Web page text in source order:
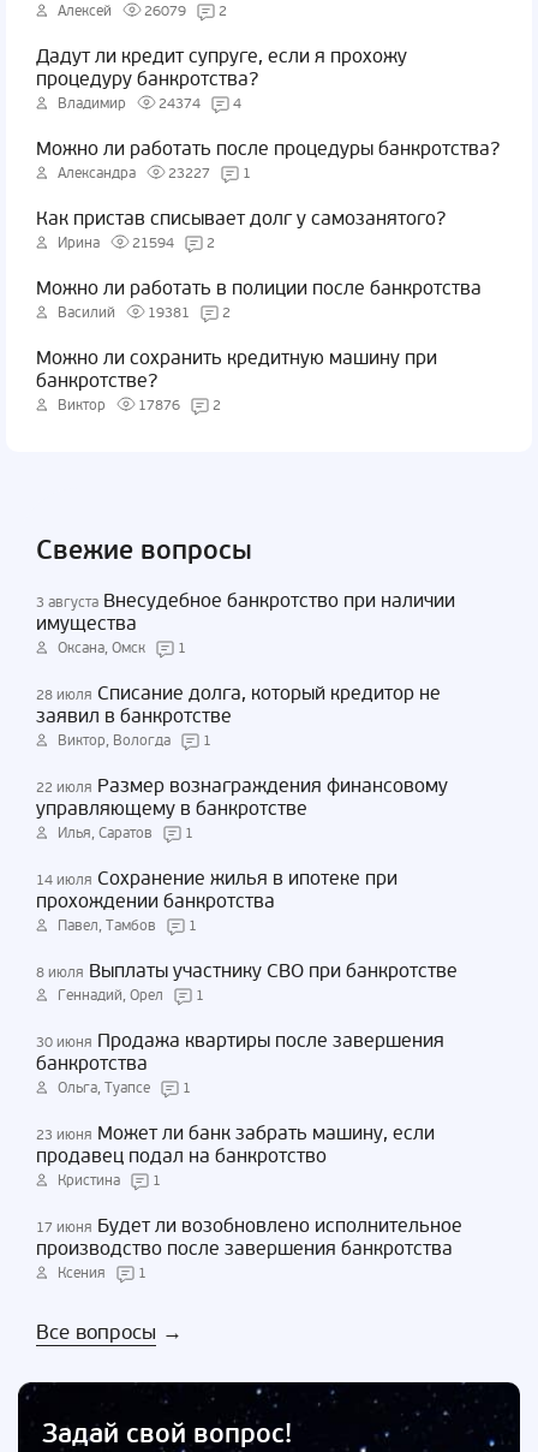
Алексей 26079 2
Дадут ли кредит супруге, если я прохожу
процедуру банкротства?
Владимир 24374 4
Можно ли работать после процедуры банкротства?
Александра 23227 1
Как пристав списывает долг у самозанятого?
Ирина 21594 2
Можно ли работать в полиции после банкротства
Василий 19381 2
Можно ли сохранить кредитную машину при
банкротстве?
Виктор 17876 2
Свежие вопросы
3 августа Внесудебное банкротство при наличии
имущества
Оксана, Омск 1
28 июля Списание долга, который кредитор не
заявил в банкротстве
Виктор, Вологда 1
22 июля Размер вознаграждения финансовому
управляющему в банкротстве
Илья, Саратов 1
14 июля Сохранение жилья в ипотеке при
прохождении банкротства
Павел, Тамбов 1
8 июля Выплаты участнику СВО при банкротстве
Геннадий, Орел 1
30 июня Продажа квартиры после завершения
банкротства
Ольга, Туапсе 1
23 июня Может ли банк забрать машину, если
продавец подал на банкротство
Кристина 1
17 июня Будет ли возобновлено исполнительное
производство после завершения банкротства
Ксения 1
Все вопросы →
Задай свой вопрос!